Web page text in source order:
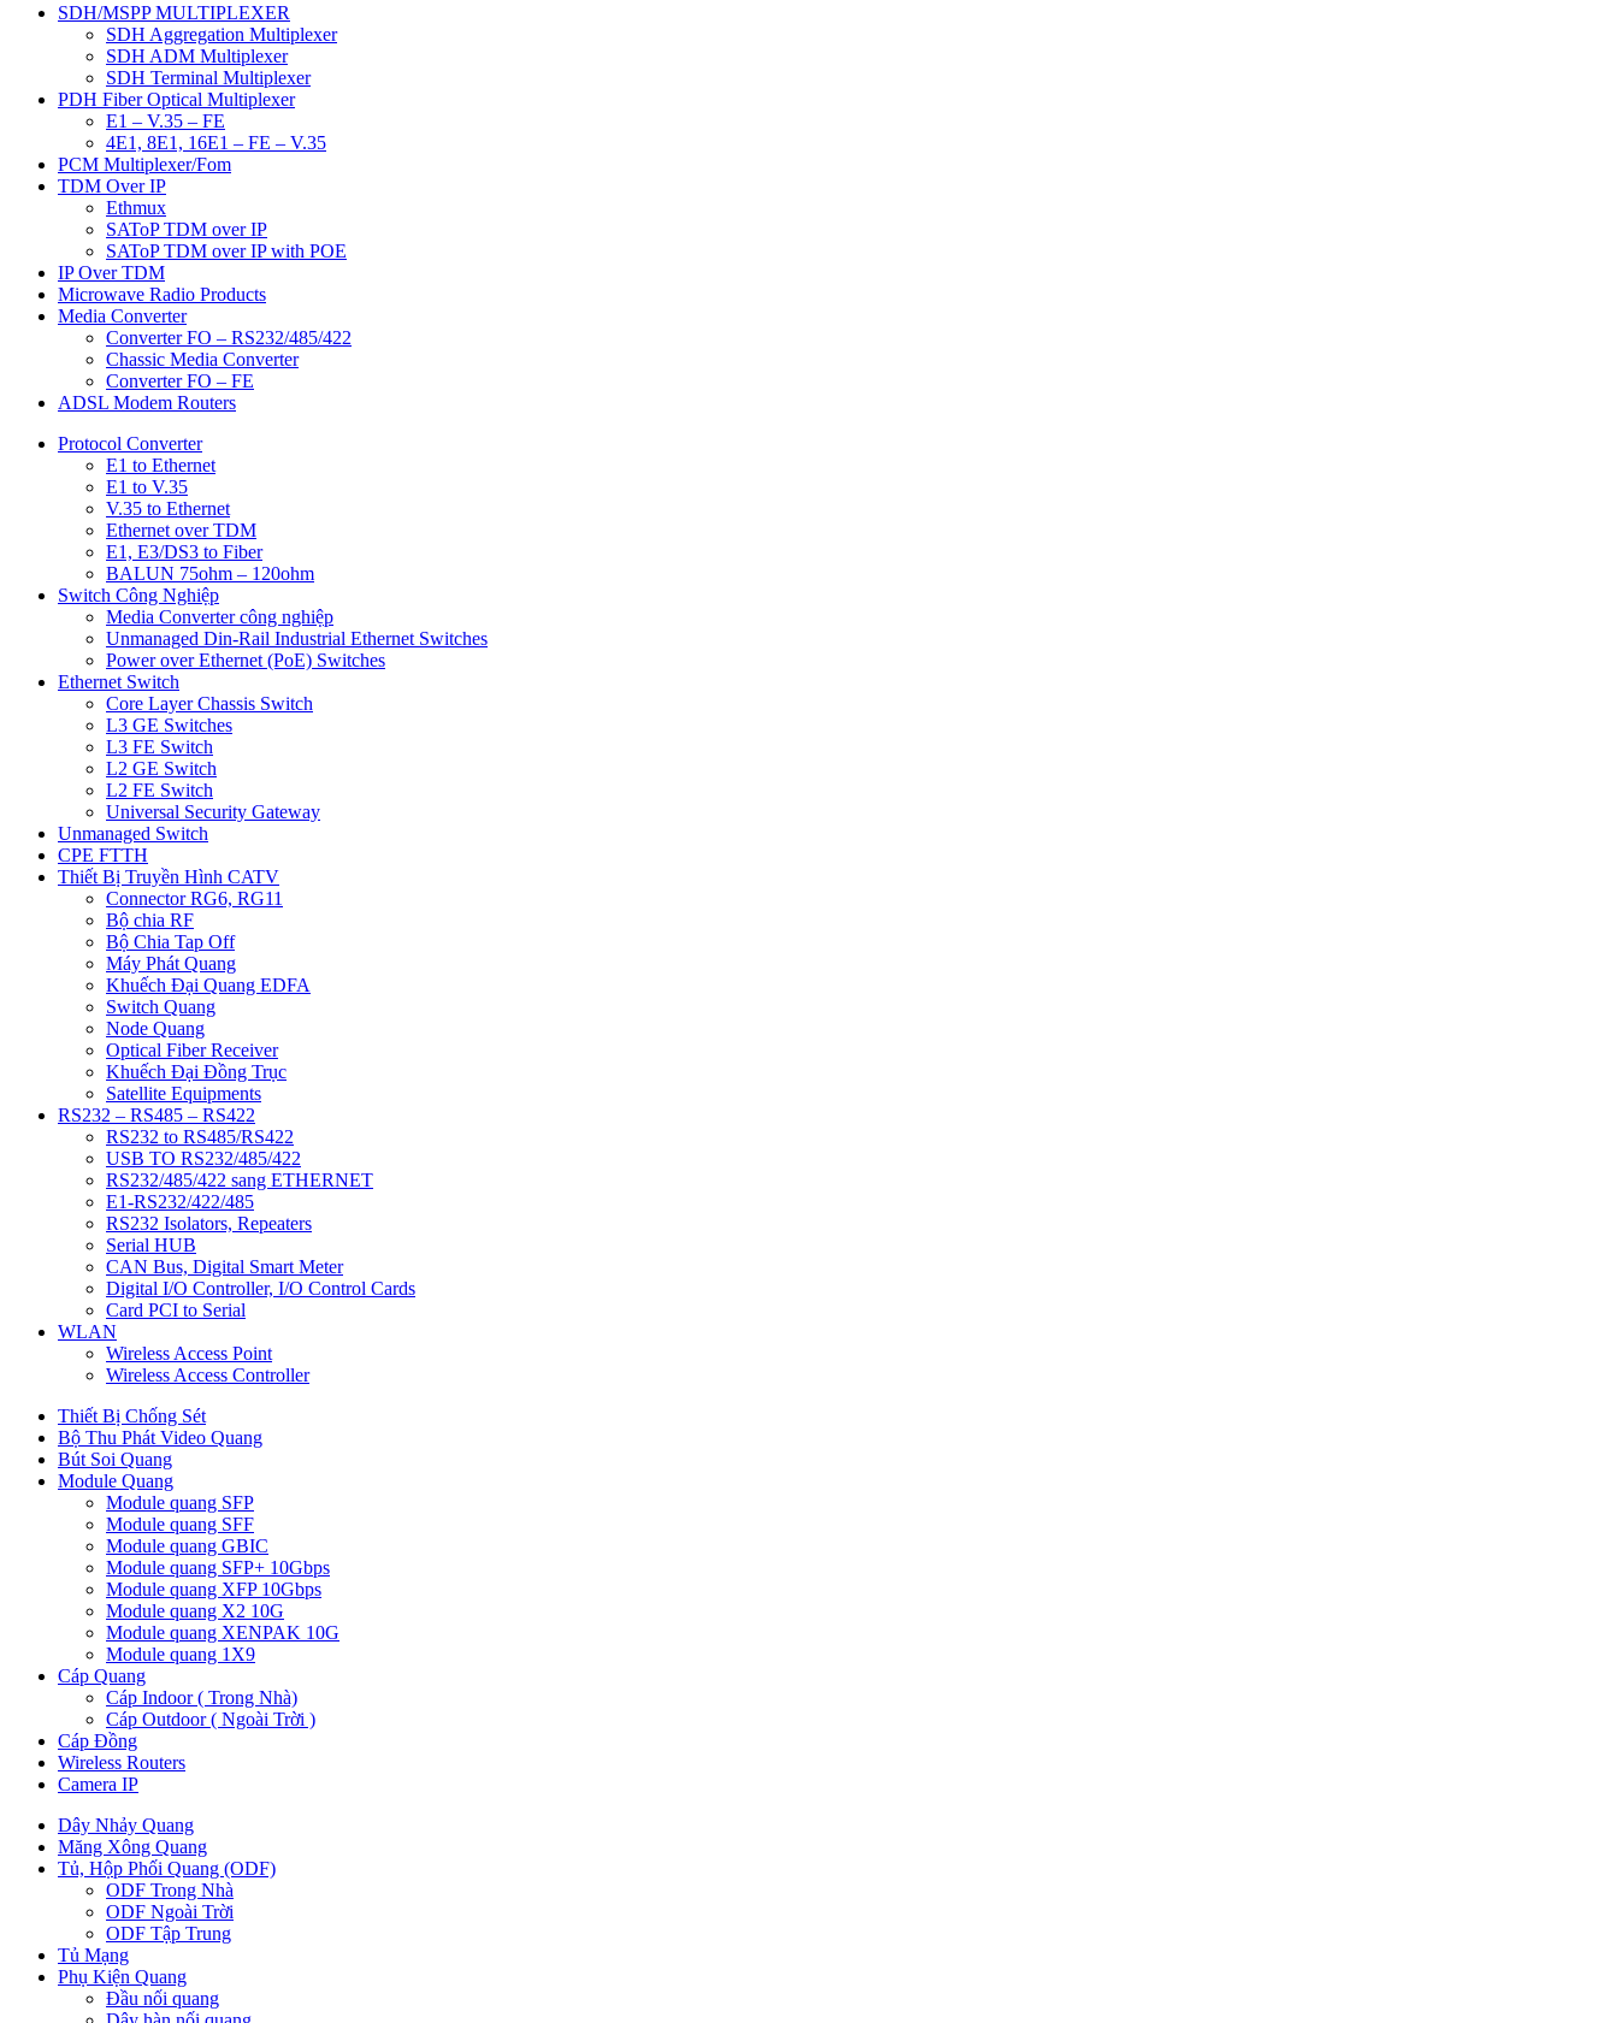
SDH/MSPP MULTIPLEXER
SDH Aggregation Multiplexer
SDH ADM Multiplexer
SDH Terminal Multiplexer
PDH Fiber Optical Multiplexer
E1 – V.35 – FE
4E1, 8E1, 16E1 – FE – V.35
PCM Multiplexer/Fom
TDM Over IP
Ethmux
SAToP TDM over IP
SAToP TDM over IP with POE
IP Over TDM
Microwave Radio Products
Media Converter
Converter FO – RS232/485/422
Chassic Media Converter
Converter FO – FE
ADSL Modem Routers
Protocol Converter
E1 to Ethernet
E1 to V.35
V.35 to Ethernet
Ethernet over TDM
E1, E3/DS3 to Fiber
BALUN 75ohm – 120ohm
Switch Công Nghiệp
Media Converter công nghiệp
Unmanaged Din-Rail Industrial Ethernet Switches
Power over Ethernet (PoE) Switches
Ethernet Switch
Core Layer Chassis Switch
L3 GE Switches
L3 FE Switch
L2 GE Switch
L2 FE Switch
Universal Security Gateway
Unmanaged Switch
CPE FTTH
Thiết Bị Truyền Hình CATV
Connector RG6, RG11
Bộ chia RF
Bộ Chia Tap Off
Máy Phát Quang
Khuếch Đại Quang EDFA
Switch Quang
Node Quang
Optical Fiber Receiver
Khuếch Đại Đồng Trục
Satellite Equipments
RS232 – RS485 – RS422
RS232 to RS485/RS422
USB TO RS232/485/422
RS232/485/422 sang ETHERNET
E1-RS232/422/485
RS232 Isolators, Repeaters
Serial HUB
CAN Bus, Digital Smart Meter
Digital I/O Controller, I/O Control Cards
Card PCI to Serial
WLAN
Wireless Access Point
Wireless Access Controller
Thiết Bị Chống Sét
Bộ Thu Phát Video Quang
Bút Soi Quang
Module Quang
Module quang SFP
Module quang SFF
Module quang GBIC
Module quang SFP+ 10Gbps
Module quang XFP 10Gbps
Module quang X2 10G
Module quang XENPAK 10G
Module quang 1X9
Cáp Quang
Cáp Indoor ( Trong Nhà)
Cáp Outdoor ( Ngoài Trời )
Cáp Đồng
Wireless Routers
Camera IP
Dây Nhảy Quang
Măng Xông Quang
Tủ, Hộp Phối Quang (ODF)
ODF Trong Nhà
ODF Ngoài Trời
ODF Tập Trung
Tủ Mạng
Phụ Kiện Quang
Đầu nối quang